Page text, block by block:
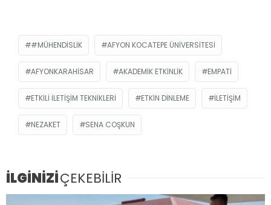
#MÜHENDISLIK AFYON KOCATEPE ÜNIVERSITESI
AFYONKARAHISAR AKADEMIK ETKINLIK EMPATI
ETKILI ILETIŞIM TEKNIKLERI ETKIN DINLEME ILETIŞIM
NEZAKET SENA COŞKUN
İLGİNİZİÇEKEBİLİR